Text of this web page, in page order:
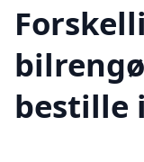
bestille